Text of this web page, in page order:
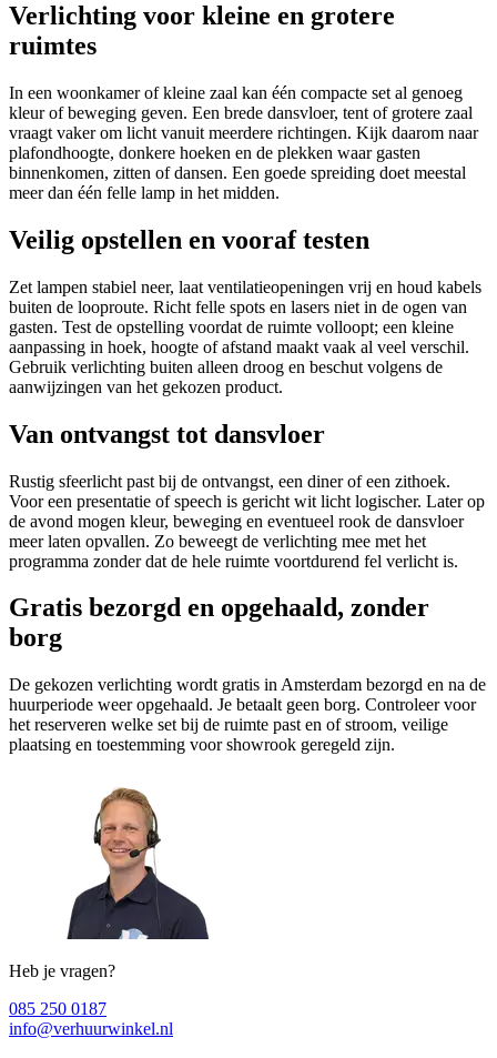
Verlichting voor kleine en grotere
ruimtes
In een woonkamer of kleine zaal kan één compacte set al genoeg
kleur of beweging geven. Een brede dansvloer, tent of grotere zaal
vraagt vaker om licht vanuit meerdere richtingen. Kijk daarom naar
plafondhoogte, donkere hoeken en de plekken waar gasten
binnenkomen, zitten of dansen. Een goede spreiding doet meestal
meer dan één felle lamp in het midden.
Veilig opstellen en vooraf testen
Zet lampen stabiel neer, laat ventilatieopeningen vrij en houd kabels
buiten de looproute. Richt felle spots en lasers niet in de ogen van
gasten. Test de opstelling voordat de ruimte volloopt; een kleine
aanpassing in hoek, hoogte of afstand maakt vaak al veel verschil.
Gebruik verlichting buiten alleen droog en beschut volgens de
aanwijzingen van het gekozen product.
Van ontvangst tot dansvloer
Rustig sfeerlicht past bij de ontvangst, een diner of een zithoek.
Voor een presentatie of speech is gericht wit licht logischer. Later op
de avond mogen kleur, beweging en eventueel rook de dansvloer
meer laten opvallen. Zo beweegt de verlichting mee met het
programma zonder dat de hele ruimte voortdurend fel verlicht is.
Gratis bezorgd en opgehaald, zonder
borg
De gekozen verlichting wordt gratis in Amsterdam bezorgd en na de
huurperiode weer opgehaald. Je betaalt geen borg. Controleer voor
het reserveren welke set bij de ruimte past en of stroom, veilige
plaatsing en toestemming voor showrook geregeld zijn.
Heb je vragen?
085 250 0187
info@verhuurwinkel.nl